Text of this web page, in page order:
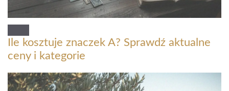
Ile kosztuje znaczek A? Sprawdź aktualne
ceny i kategorie